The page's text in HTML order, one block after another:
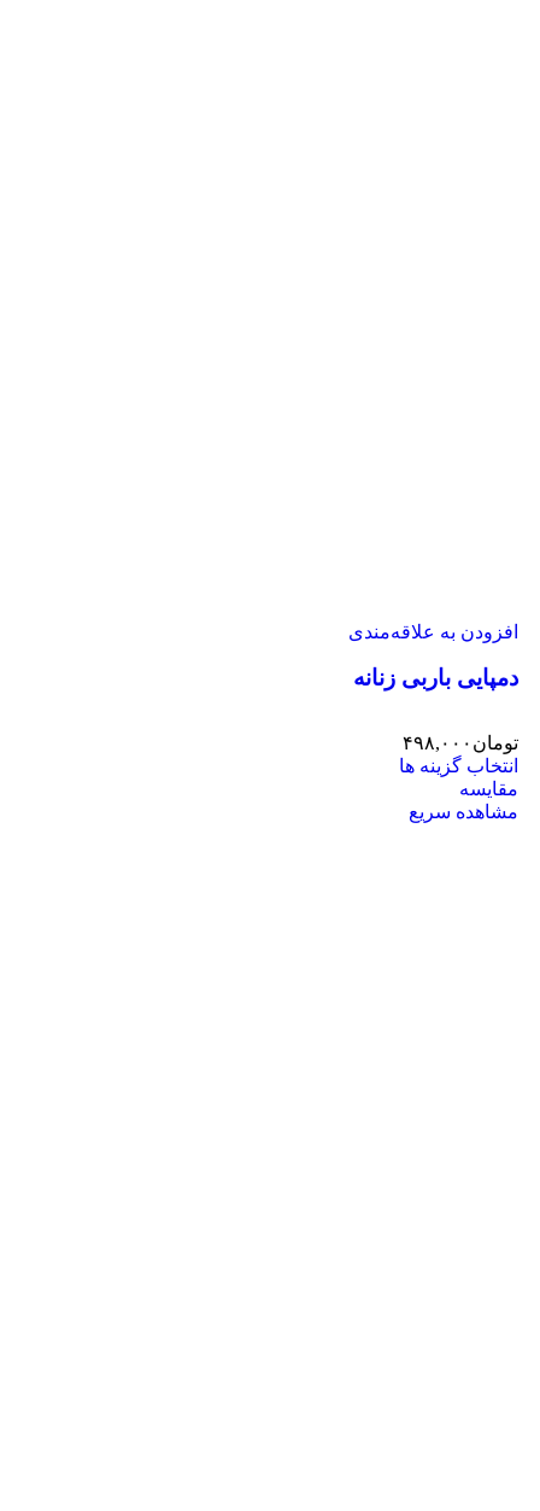
افزودن به علاقه‌مندی
دمپایی باربی زنانه
تومان ۴۹۸,۰۰۰
انتخاب گزینه ها
مقایسه
مشاهده سریع